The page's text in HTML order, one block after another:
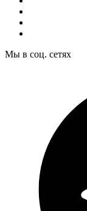
Мы в соц. сетях